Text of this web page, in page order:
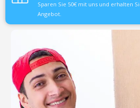
Sparen Sie 50€ mit uns und erhalten
Angebot.